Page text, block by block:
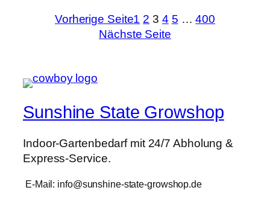
Vorherige Seite1 2 3 4 5 … 400
Nächste Seite
Sunshine State Growshop
Indoor-Gartenbedarf mit 24/7 Abholung &
Express-Service.
E-Mail: info@sunshine-state-growshop.de